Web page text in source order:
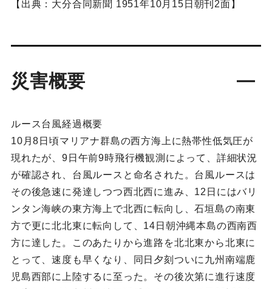
【出典：大分合同新聞 1951年10月15日朝刊2面】
災害概要
ルース台風経過概要
10月8日頃マリアナ群島の西方海上に熱帯性低気圧が
現れたが、9日午前9時飛行機観測によって、詳細状況
が確認され、台風ルースと命名された。台風ルースは
その後急速に発達しつつ西北西に進み、12日にはバリ
ンタン海峡の東方海上で北西に転向し、石垣島の南東
方で更に北北東に転向して、14日朝沖縄本島の西南西
方に達した。このあたりから進路を北北東から北東に
とって、速度も早くなり、同日夕刻ついに九州南端鹿
児島西部に上陸するに至った。その後次第に進行速度